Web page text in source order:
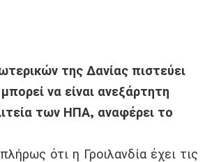
της Δανίας πιστεύει
να είναι ανεξάρτητη
των ΗΠΑ, αναφέρει το
ότι η Γροιλανδία έχει τις